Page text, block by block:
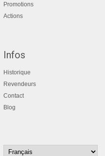
Promotions
Actions
Infos
Historique
Revendeurs
Contact
Blog